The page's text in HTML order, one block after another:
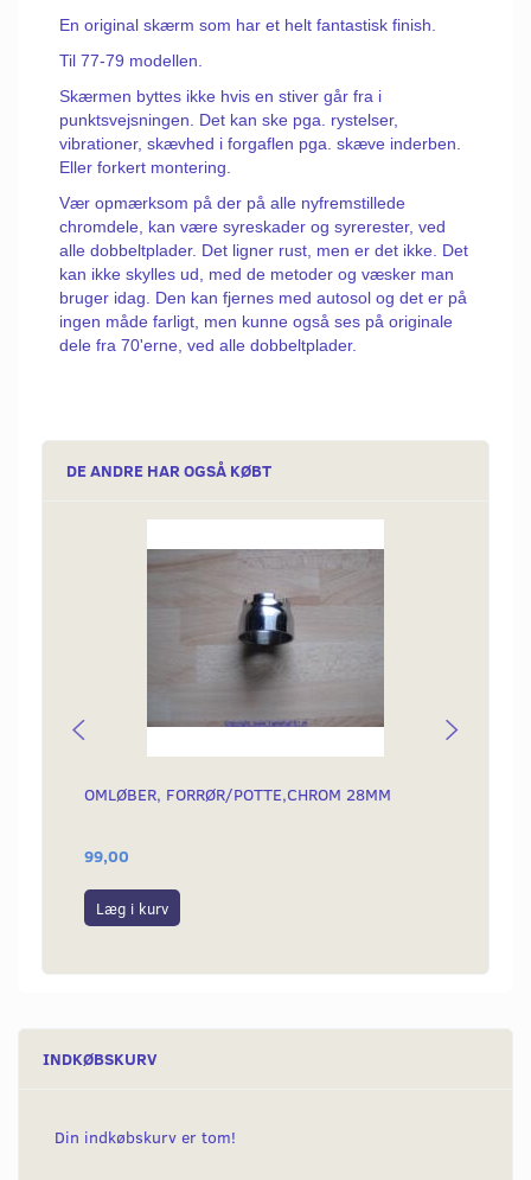
En original skærm som har et helt fantastisk finish.
Til 77-79 modellen.
Skærmen byttes ikke hvis en stiver går fra i
punktsvejsningen. Det kan ske pga. rystelser,
vibrationer, skævhed i forgaflen pga. skæve inderben.
Eller forkert montering.
Vær opmærksom på der på alle nyfremstillede
chromdele, kan være syreskader og syrerester, ved
alle dobbeltplader. Det ligner rust, men er det ikke. Det
kan ikke skylles ud, med de metoder og væsker man
bruger idag. Den kan fjernes med autosol og det er på
ingen måde farligt, men kunne også ses på originale
dele fra 70'erne, ved alle dobbeltplader.
DE ANDRE HAR OGSÅ KØBT
OMLØBER, FORRØR/POTTE,CHROM 28MM
99,00
Læg i kurv
INDKØBSKURV
Din indkøbskurv er tom!